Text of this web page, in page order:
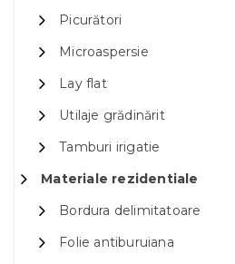
Picurători
Microaspersie
Lay flat
Utilaje grădinărit
Tamburi irigatie
Materiale rezidentiale
Bordura delimitatoare
Folie antiburuiana